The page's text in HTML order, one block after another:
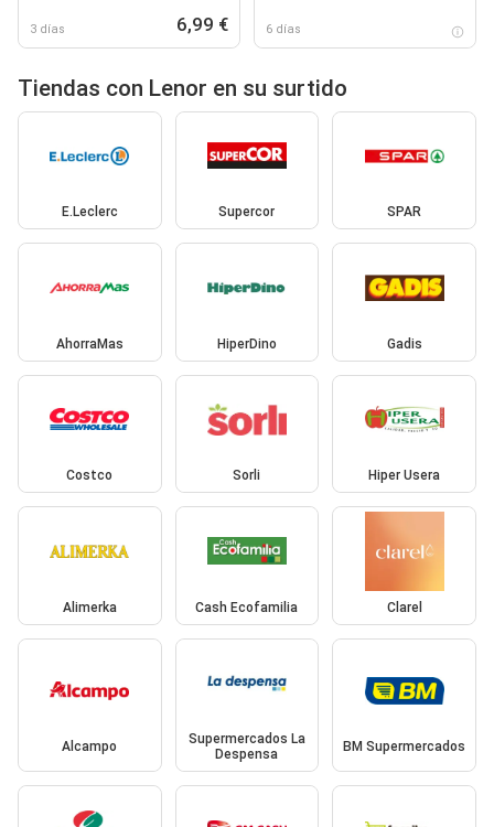
fresh
3 días 6,99 €
y en perfumadores lenor
6 días
Tiendas con Lenor en su surtido
E.Leclerc Supercor SPAR
AhorraMas HiperDino Gadis
Costco Sorli Hiper Usera
Alimerka Cash Ecofamilia Clarel
Alcampo
Supermercados La
Despensa
BM Supermercados